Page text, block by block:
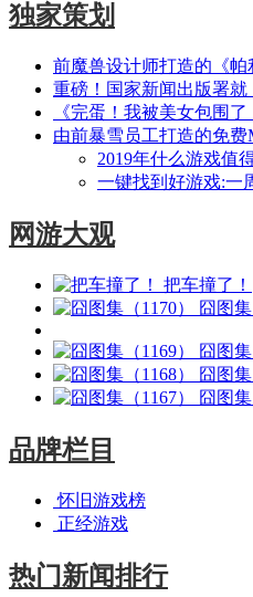
独家策划
前魔兽设计师打造的《
重磅！国家新闻出版署
《完蛋！我被美女包围
由前暴雪员工打造的免
2019年什么游戏值
一键找到好游戏:一
网游大观
把车撞了！
囧图集
囧图集
囧图集
囧图集
品牌栏目
怀旧游戏榜
正经游戏
热门新闻排行